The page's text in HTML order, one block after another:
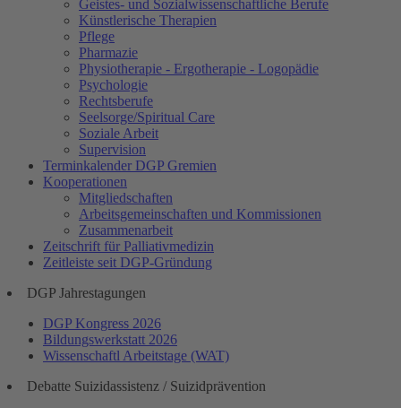
Geistes- und Sozialwissenschaftliche Berufe
Künstlerische Therapien
Pflege
Pharmazie
Physiotherapie - Ergotherapie - Logopädie
Psychologie
Rechtsberufe
Seelsorge/Spiritual Care
Soziale Arbeit
Supervision
Terminkalender DGP Gremien
Kooperationen
Mitgliedschaften
Arbeitsgemeinschaften und Kommissionen
Zusammenarbeit
Zeitschrift für Palliativmedizin
Zeitleiste seit DGP-Gründung
DGP Jahrestagungen
DGP Kongress 2026
Bildungswerkstatt 2026
Wissenschaftl Arbeitstage (WAT)
Debatte Suizidassistenz / Suizidprävention